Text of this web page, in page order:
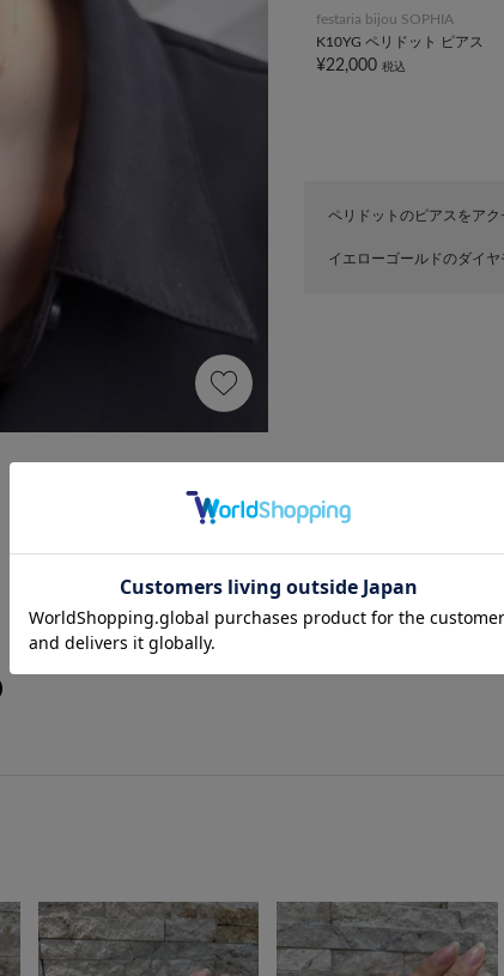
festaria bijou SOPHIA
K10YG ペリドット ピアス
¥22,000 税込
ペリドットのピアスをアク
イエローゴールドのダイ